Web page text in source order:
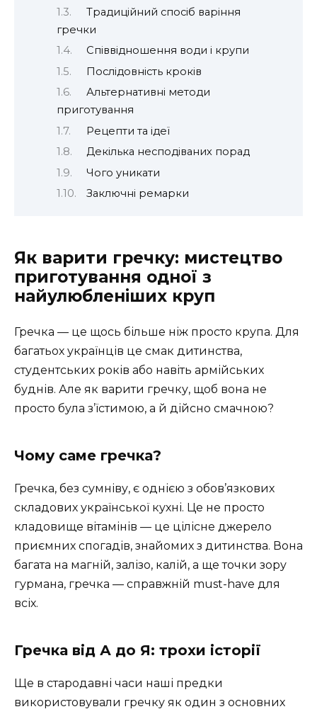
Традиційний спосіб варіння
гречки
Співвідношення води і крупи
Послідовність кроків
Альтернативні методи
приготування
Рецепти та ідеї
Декілька несподіваних порад
Чого уникати
Заключні ремарки
Як варити гречку: мистецтво
приготування одної з
найулюбленіших круп
Гречка — це щось більше ніж просто крупа. Для
багатьох українців це смак дитинства,
студентських років або навіть армійських
буднів. Але як варити гречку, щоб вона не
просто була з’їстимою, а й дійсно смачною?
Чому саме гречка?
Гречка, без сумніву, є однією з обов’язкових
складових української кухні. Це не просто
кладовище вітамінів — це цілісне джерело
приємних спогадів, знайомих з дитинства. Вона
багата на магній, залізо, калій, а ще точки зору
гурмана, гречка — справжній must-have для
всіх.
Гречка від А до Я: трохи історії
Ще в стародавні часи наші предки
використовували гречку як один з основних